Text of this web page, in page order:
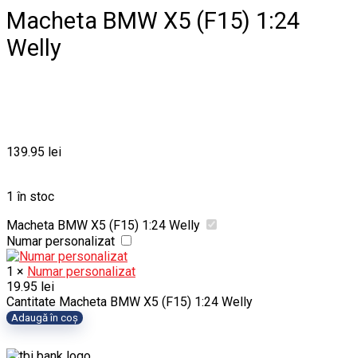
Macheta BMW X5 (F15) 1:24
Welly
139.95 lei
1 în stoc
Macheta BMW X5 (F15) 1:24 Welly
Numar personalizat
1 × Numar personalizat
19.95 lei
Cantitate Macheta BMW X5 (F15) 1:24 Welly
Adaugă în coș